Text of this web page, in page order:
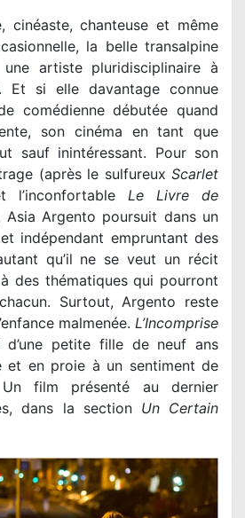
cinéaste, chanteuse et même
la belle transalpine
artiste pluridisciplinaire à
Et si elle davantage connue
comédienne débutée quand
son cinéma en tant que
sauf inintéressant. Pour son
(après le sulfureux Scarlet
Le Livre de
Asia Argento poursuit dans un
indépendant empruntant des
qu’il ne se veut un récit
des thématiques qui pourront
Surtout, Argento reste
malmenée. L’Incomprise
petite fille de neuf ans
et en proie à un sentiment de
Un film présenté au dernier
dans la section Un Certain